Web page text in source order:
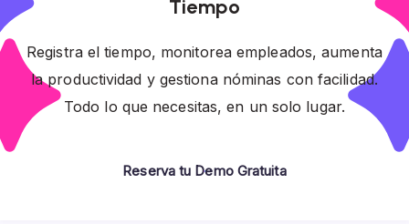
Tiempo
Registra el tiempo, monitorea empleados, aumenta
la productividad y gestiona nóminas con facilidad.
Todo lo que necesitas, en un solo lugar.
Reserva tu Demo Gratuita